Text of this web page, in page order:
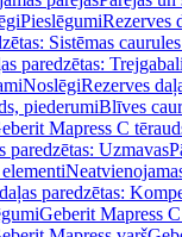
PieslēgumiRezerves
Sistēmas
paredzētas: Trejgabali
NoslēgiRezerves
piederumiBlīves
Mapress C
paredzētas: Uzmavas
paredzētas:
Geberit Mapress